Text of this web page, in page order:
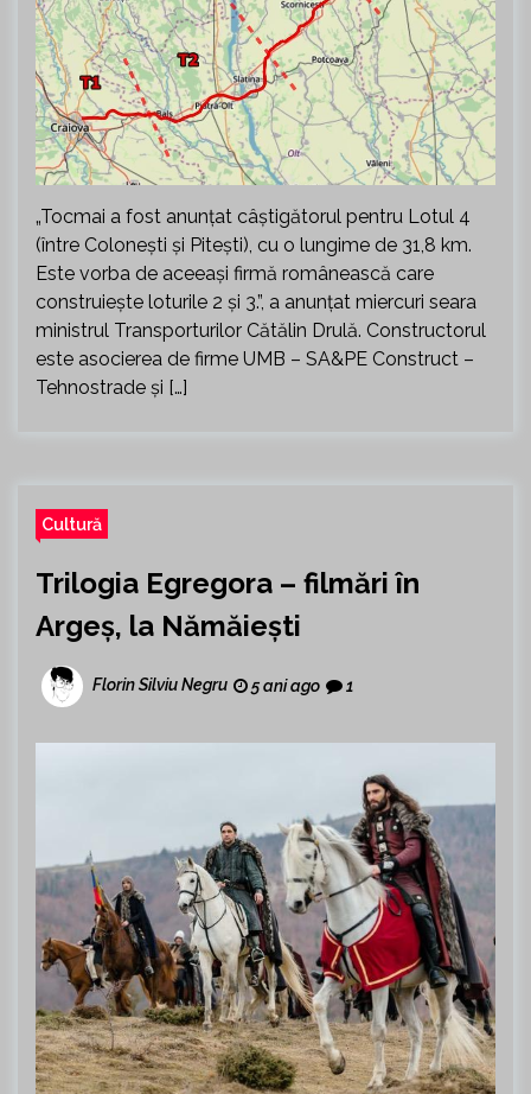
„Tocmai a fost anunțat câștigătorul pentru Lotul 4
(între Colonești și Pitești), cu o lungime de 31,8 km.
Este vorba de aceeași firmă românească care
construiește loturile 2 și 3.”, a anunțat miercuri seara
ministrul Transporturilor Cătălin Drulă. Constructorul
este asocierea de firme UMB – SA&PE Construct –
Tehnostrade și […]
Cultură
Trilogia Egregora – filmări în
Argeș, la Nămăiești
Florin Silviu Negru 5 ani ago 1